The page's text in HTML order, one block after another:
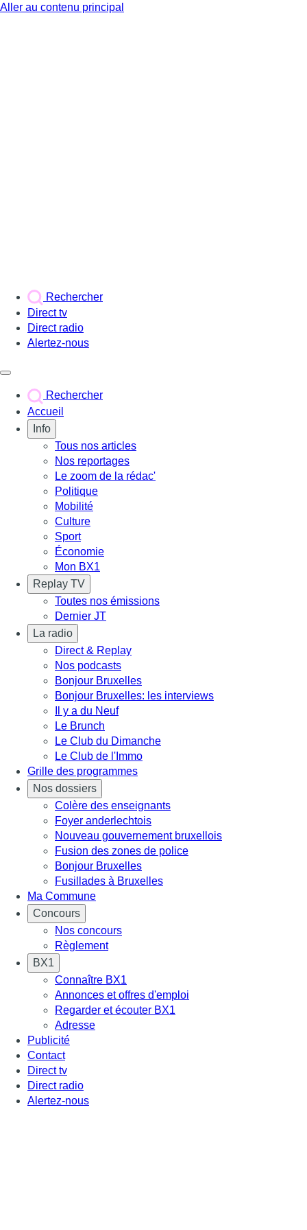
Aller au contenu principal
Rechercher
Direct tv
Direct radio
Alertez-nous
Rechercher
Accueil
Info
Tous nos articles
Nos reportages
Le zoom de la rédac'
Politique
Mobilité
Culture
Sport
Économie
Mon BX1
Replay TV
Toutes nos émissions
Dernier JT
La radio
Direct & Replay
Nos podcasts
Bonjour Bruxelles
Bonjour Bruxelles: les interviews
Il y a du Neuf
Le Brunch
Le Club du Dimanche
Le Club de l'Immo
Grille des programmes
Nos dossiers
Colère des enseignants
Foyer anderlechtois
Nouveau gouvernement bruxellois
Fusion des zones de police
Bonjour Bruxelles
Fusillades à Bruxelles
Ma Commune
Concours
Nos concours
Règlement
BX1
Connaître BX1
Annonces et offres d'emploi
Regarder et écouter BX1
Adresse
Publicité
Contact
Direct tv
Direct radio
Alertez-nous